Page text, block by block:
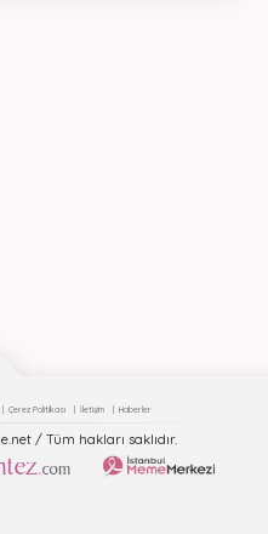
Çerez Politikası İletişim Haberler
/ Tüm hakları saklıdır.